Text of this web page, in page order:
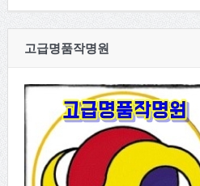
고급명품작명원